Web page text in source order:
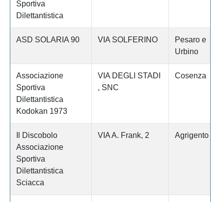
Sportiva
Dilettantistica
ASD SOLARIA 90 VIA SOLFERINO
Pesaro e
Urbino
Associazione
Sportiva
Dilettantistica
Kodokan 1973
VIA DEGLI STADI
, SNC
Cosenza
Il Discobolo
Associazione
Sportiva
Dilettantistica
Sciacca
VIA A. Frank, 2 Agrigento